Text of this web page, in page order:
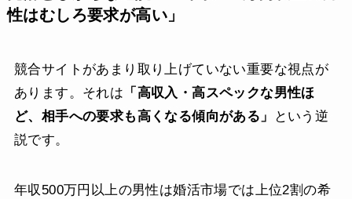
性はむしろ要求が高い」
競合サイトがあまり取り上げていない重要な視点が
あります。それは 「高収入・高スペックな男性ほ
ど、相手への要求も高くなる傾向がある」
という逆
説です。
年収500万円以上の男性は婚活市場では上位2割の希